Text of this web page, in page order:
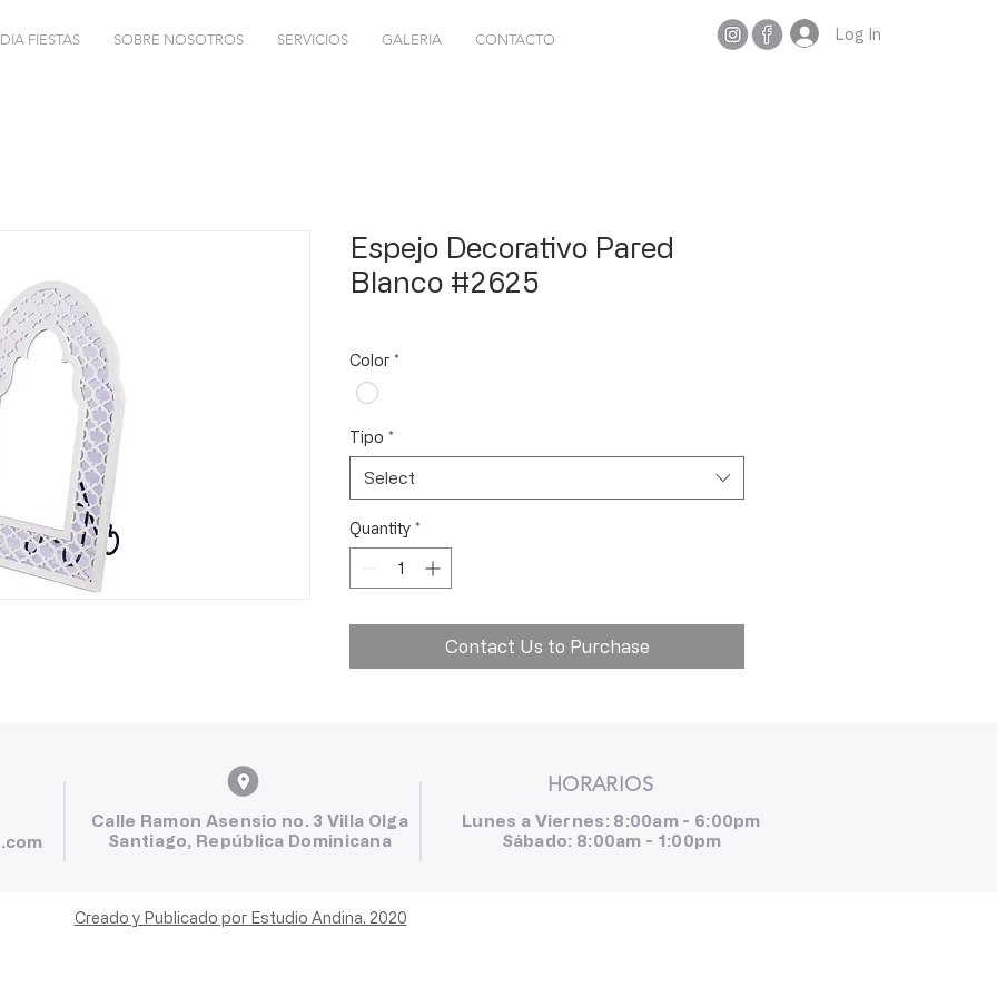
FIESTAS SOBRE NOSOTROS SERVICIOS GALERIA CONTACTO Log In
Espejo Decorativo Pared
Blanco #2625
Color *
Tipo *
Select
Quantity *
Contact Us to Purchase
HORARIOS
Calle Ramon Asensio no. 3 Villa Olga
Santiago, República Dominicana
Lunes a Viernes: 8:00am - 6:00pm
Sábado: 8:00am - 1:00pm
Creado y Publicado por Estudio Andina. 2020